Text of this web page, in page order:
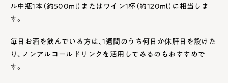
ル中瓶1本（約500ml）またはワイン1杯（約120ml）に相当しま
す。
毎日お酒を飲んでいる方は、1週間のうち何日か休肝日を設けた
り、ノンアルコールドリンクを活用してみるのもおすすめで
す。